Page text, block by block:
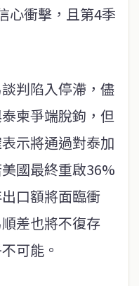
心衝擊，且第4季
判陷入停滯，儘
柬爭端脫鉤，但
示將通過對泰加
國最終重啟36%
口額將面臨衝
差也將不復存
可能。